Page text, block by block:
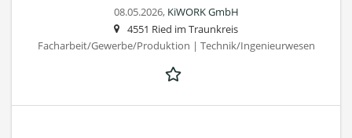
08.05.2026, KiWORK GmbH
4551 Ried im Traunkreis
Facharbeit/Gewerbe/Produktion | Technik/Ingenieurwesen